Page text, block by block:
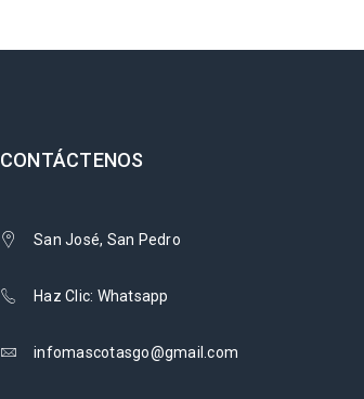
CONTÁCTENOS
San José, San Pedro
Haz Clic: Whatsapp
infomascotasgo@gmail.com